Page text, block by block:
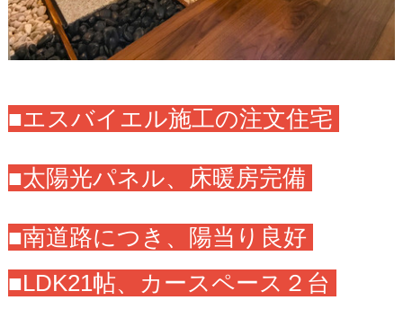
■エスバイエル施工の注文住宅
■太陽光パネル、床暖房完備
■南道路につき、陽当り良好
■LDK21帖、カースペース２台